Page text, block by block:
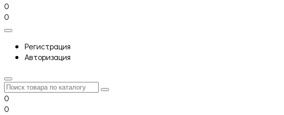
0
0
Регистрация
Авторизация
0
0